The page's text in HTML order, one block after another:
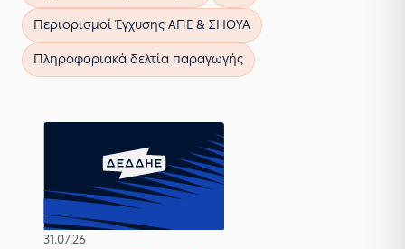
Περιορισμοί Έγχυσης ΑΠΕ & ΣΗΘΥΑ
Πληροφοριακά δελτία παραγωγής
31.07.26